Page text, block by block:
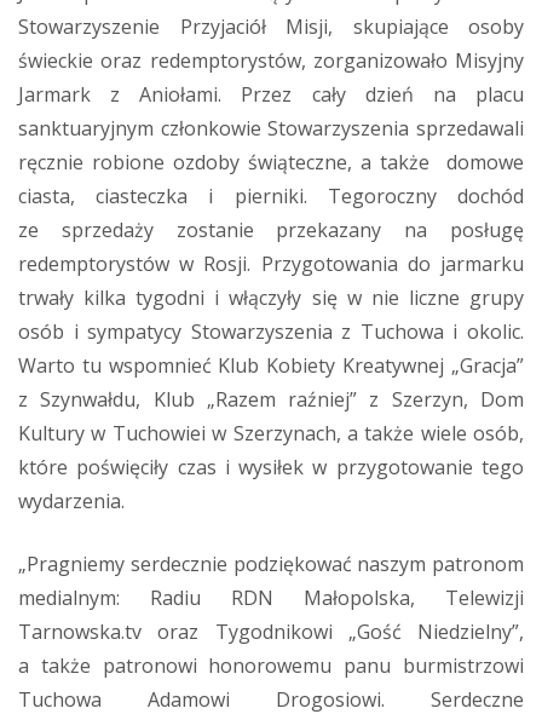
Stowarzyszenie Przyjaciół Misji, skupiające osoby
świeckie oraz redemptorystów, zorganizowało Misyjny
Jarmark z Aniołami. Przez cały dzień na placu
sanktuaryjnym członkowie Stowarzyszenia sprzedawali
ręcznie robione ozdoby świąteczne, a także domowe
ciasta, ciasteczka i pierniki. Tegoroczny dochód
ze sprzedaży zostanie przekazany na posługę
redemptorystów w Rosji. Przygotowania do jarmarku
trwały kilka tygodni i włączyły się w nie liczne grupy
osób i sympatycy Stowarzyszenia z Tuchowa i okolic.
Warto tu wspomnieć Klub Kobiety Kreatywnej „Gracja”
z Szynwałdu, Klub „Razem raźniej” z Szerzyn, Dom
Kultury w Tuchowiei w Szerzynach, a także wiele osób,
które poświęciły czas i wysiłek w przygotowanie tego
wydarzenia.
„Pragniemy serdecznie podziękować naszym patronom
medialnym: Radiu RDN Małopolska, Telewizji
Tarnowska.tv oraz Tygodnikowi „Gość Niedzielny”,
a także patronowi honorowemu panu burmistrzowi
Tuchowa Adamowi Drogosiowi. Serdeczne